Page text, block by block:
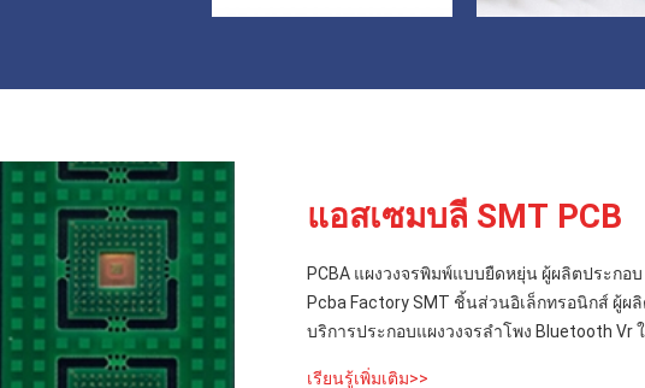
แอสเซมบลี SMT PCB
PCBA แผงวงจรพิมพ์แบบยืดหยุ่น ผู้ผลิตประกอบ
Pcba Factory SMT ชิ้นส่วนอิเล็กทรอนิกส์ ผู้ผ
บริการประกอบแผงวงจรลำโพง Bluetooth Vr ใ
เรียนรู้เพิ่มเติม>>